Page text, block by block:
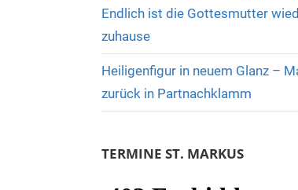
Endlich ist die Gottesmutter
zuhause
Heiligenfigur in neuem Glanz –
zurück in Partnachklamm
TERMINE ST. MARKUS